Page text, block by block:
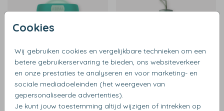
Cookies
Wij gebruiken cookies en vergelijkbare technieken om een
betere gebruikerservaring te bieden, ons websiteverkeer
en onze prestaties te analyseren en voor marketing- en
sociale mediadoeleinden (het weergeven van
gepersonaliseerde advertenties).
Je kunt jouw toestemming altijd wijzigen of intrekken op
€ 18,99 € 18,99